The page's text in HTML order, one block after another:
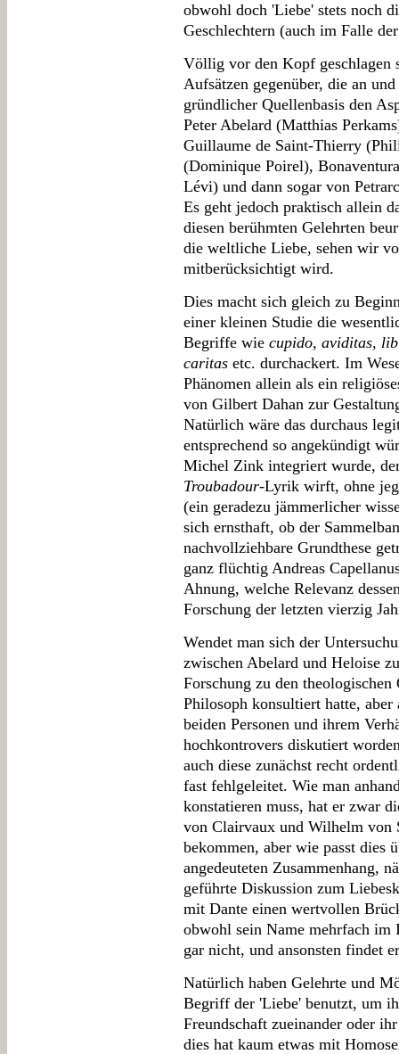
obwohl doch 'Liebe' stets noch
Geschlechtern (auch im Falle
Völlig vor den Kopf geschlagen
Aufsätzen gegenüber, die an
gründlicher Quellenbasis den
Peter Abelard (Matthias
Guillaume de Saint-Thierry
(Dominique Poirel),
Lévi) und dann sogar von
Es geht jedoch praktisch allein
diesen berühmten Gelehrten
die weltliche Liebe, sehen wir
mitberücksichtigt wird.
Dies macht sich gleich zu
einer kleinen Studie die
Begriffe wie cupido, aviditas,
caritas etc. durchackert. Im
Phänomen allein als ein
von Gilbert Dahan zur
Natürlich wäre das durchaus
entsprechend so angekündigt
Michel Zink integriert wurde,
Troubadour-Lyrik wirft, ohne
(ein geradezu jämmerlicher
sich ernsthaft, ob der
nachvollziehbare Grundthese
ganz flüchtig Andreas
Ahnung, welche Relevanz
Forschung der letzten vierzig
Wendet man sich der
zwischen Abelard und Heloise
Forschung zu den
Philosoph konsultiert hatte,
beiden Personen und ihrem
hochkontrovers diskutiert
auch diese zunächst recht
fast fehlgeleitet. Wie man
konstatieren muss, hat er zwar
von Clairvaux und Wilhelm
bekommen, aber wie passt dies
angedeuteten Zusammenhang,
geführte Diskussion zum
mit Dante einen wertvollen
obwohl sein Name mehrfach im
gar nicht, und ansonsten findet
Natürlich haben Gelehrte und
Begriff der 'Liebe' benutzt, um
Freundschaft zueinander oder
dies hat kaum etwas mit